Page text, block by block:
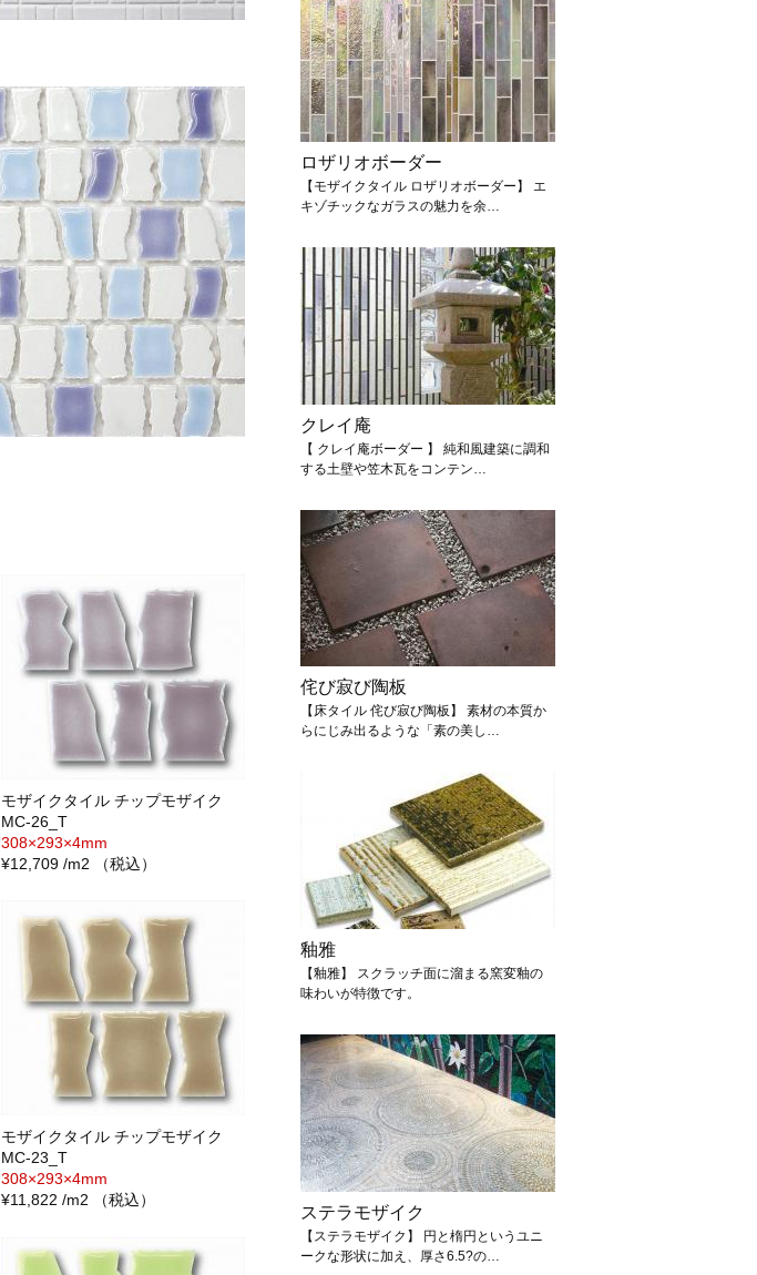
モザイクタイル チップモザイク
MC-26_T
308×293×4mm
¥12,709 /m2 （税込）
モザイクタイル チップモザイク
MC-23_T
308×293×4mm
¥11,822 /m2 （税込）
ロザリオボーダー
【モザイクタイル ロザリオボーダー】 エ
キゾチックなガラスの魅力を余…
クレイ庵
【 クレイ庵ボーダー 】 純和風建築に調和
する土壁や笠木瓦をコンテン…
侘び寂び陶板
【床タイル 侘び寂び陶板】 素材の本質か
らにじみ出るような「素の美し…
釉雅
【釉雅】 スクラッチ面に溜まる窯変釉の
味わいが特徴です。
ステラモザイク
【ステラモザイク】 円と楕円というユニ
ークな形状に加え、厚さ6.5?の…